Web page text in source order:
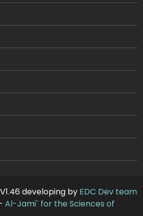
developing by EDC Dev team
Al-Jami` for the Sciences of